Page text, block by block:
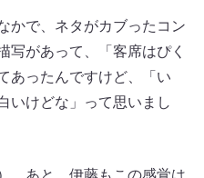
かで、ネタがカブったコン
写があって、「客席はぴく
あったんですけど、「い
いけどな」って思いまし
。あと、伊藤もこの感覚は